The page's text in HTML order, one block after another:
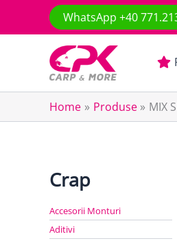
WhatsApp +40
Home Produse MIX
Crap
Accesorii Monturi
Aditivi